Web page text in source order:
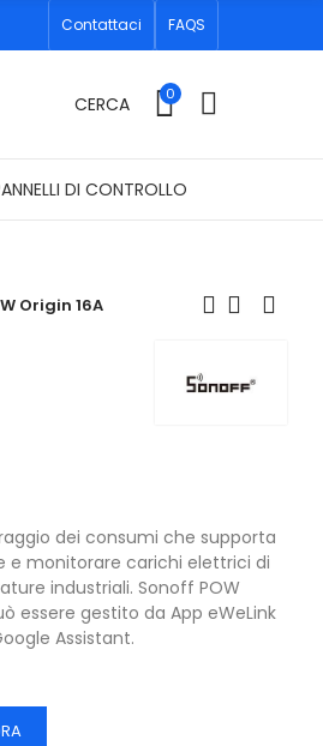
Contattaci FAQS
CERCA 0
DI CONTROLLO
Origin 16A
dei consumi che supporta
e monitorare carichi elettrici di
industriali. Sonoff POW
essere gestito da App eWeLink
Assistant.